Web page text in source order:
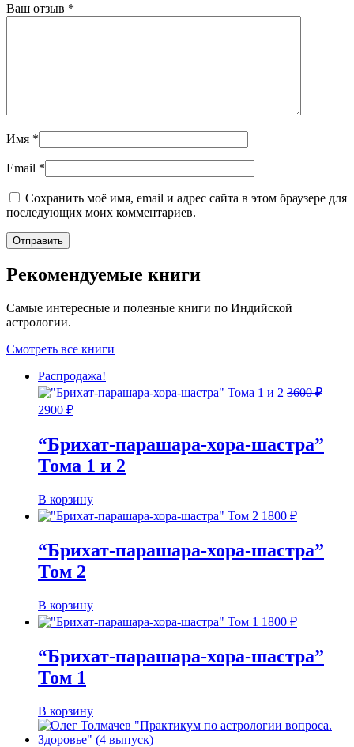
Ваш отзыв *
Имя *
Email *
Сохранить моё имя, email и адрес сайта в этом браузере для
последующих моих комментариев.
Рекомендуемые книги
Самые интересные и полезные книги по Индийской
астрологии.
Смотреть все книги
Распродажа!
3600₽
Первоначальная
составляла
3600 ₽.
2900 ₽Текущая
“Брихат-парашара-хора-шастра”
Тома 1 и 2
В корзину
1800 ₽
“Брихат-парашара-хора-шастра”
Том 2
В корзину
1800 ₽
“Брихат-парашара-хора-шастра”
Том 1
В корзину